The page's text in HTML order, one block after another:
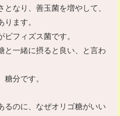
なり、善玉菌を増やして、
ます。
フィズス菌です。
と一緒に摂ると良い、と言わ
分です。
るのに、なぜオリゴ糖がいい